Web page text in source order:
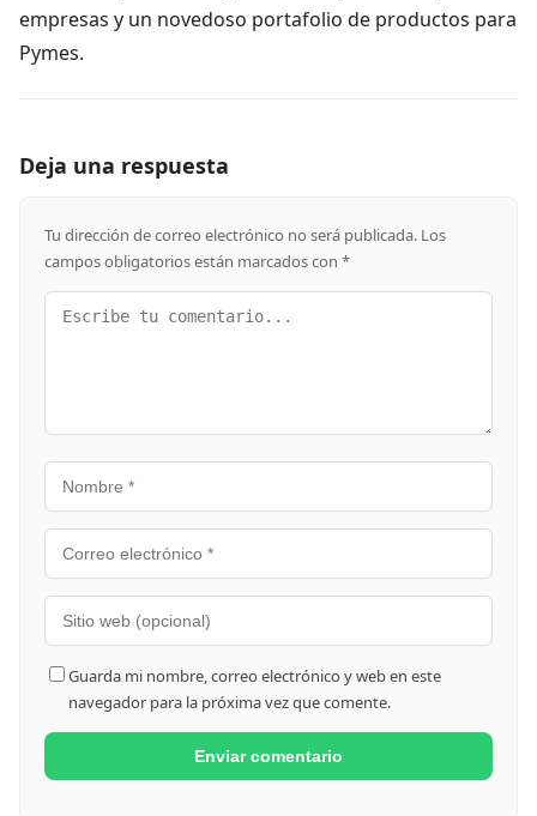
empresas y un novedoso portafolio de productos para
Pymes.
Deja una respuesta
Tu dirección de correo electrónico no será publicada. Los
campos obligatorios están marcados con *
Guarda mi nombre, correo electrónico y web en este
navegador para la próxima vez que comente.